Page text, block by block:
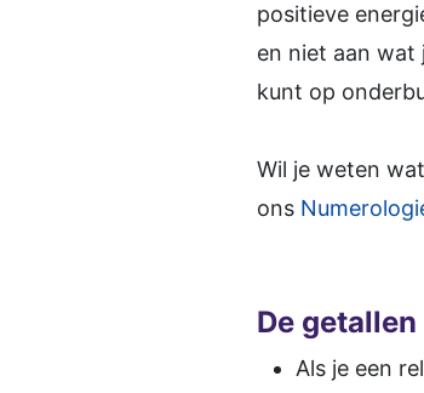
positieve
en niet aan wat
kunt op
Wil je weten
ons
De
Als je een